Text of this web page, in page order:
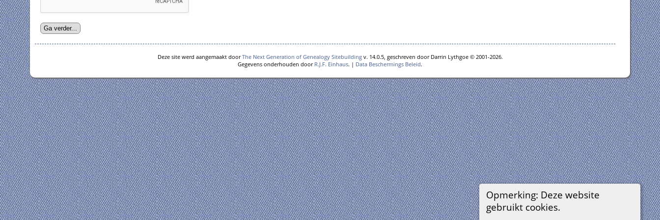
Opmerking: Deze website
gebruikt cookies.
Deze site werd aangemaakt doorThe Next Generation of Genealogy Sitebuildingv. 14.0.5, geschreven door Darrin Lythgoe © 2001-2026.
Gegevens onderhouden door R.J.F. Einhaus. | Data Beschermings Beleid.